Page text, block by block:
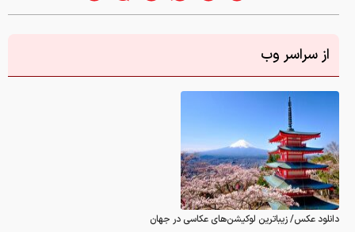
از سراسر وب
دانلود عکس/ زیباترین لوکیشن‌های عکاسی در جهان